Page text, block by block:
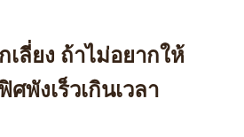
เลี่ยง ถ้าไม่อยากให้
พังเร็วเกินเวลา